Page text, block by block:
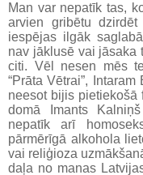
Man var nepatīk tas,
arvien gribētu
iespējas ilgāk
nav jāklusē vai jāsaka
citi. Vēl nesen mēs
“Prāta Vētrai”,
neesot bijis
domā Imants
nepatīk arī
pārmērīgā alkohola
vai reliģioza
daļa no manas